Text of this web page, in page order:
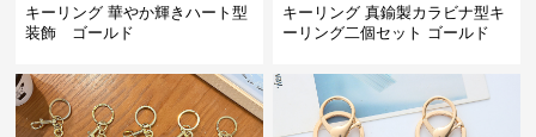
キーリング 華やか輝きハート型
装飾 ゴールド
キーリング 真鍮製カラビナ型キ
ーリング二個セット ゴールド